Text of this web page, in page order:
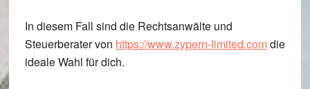
In diesem Fall sind die Rechtsanwälte und
Steuerberater von https://www.zypern-limited.comdie
ideale Wahl für dich.